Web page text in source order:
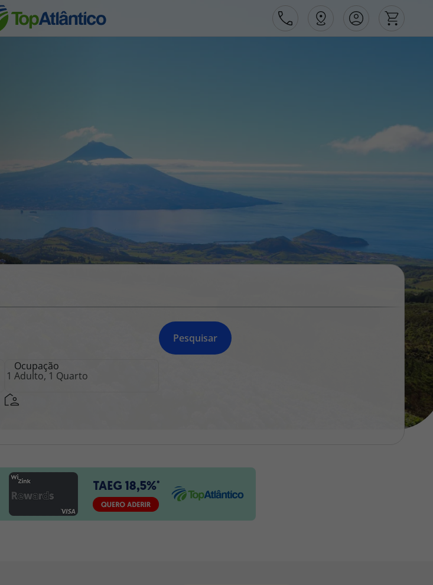
Contactos
218 925 471
Apoio ao cliente no Estrangeiro
facilidade na marcação das suas viagens, tem ainda ao seu
dispor o nosso call center a funcionar todos os dias úteis das
10:00 às 20:00 e Sábado das 10:00 às 14:00.
Ocupação
Pesquisar